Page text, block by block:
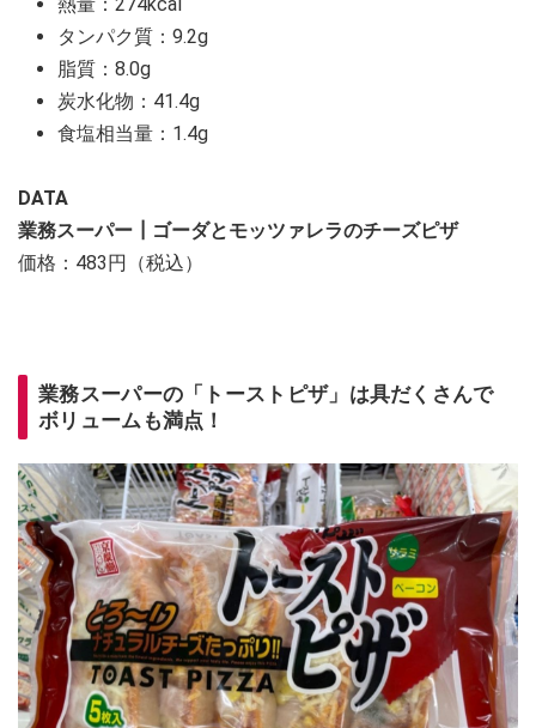
タンパク質：9.2g
脂質：8.0g
炭水化物：41.4g
食塩相当量：1.4g
DATA
業務スーパー┃ゴーダとモッツァレラのチーズピザ
価格：483円（税込）
業務スーパーの「トーストピザ」は具だくさんで
ボリュームも満点！